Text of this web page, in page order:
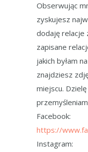
Obserwując
zyskujesz
dodaję relacje
zapisane
jakich byłam
znajdziesz
miejscu.
Facebook:
https://
Instagram: